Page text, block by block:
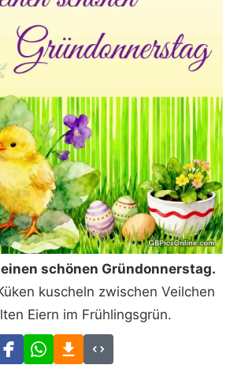
schönen Gründonnerstag.
kuscheln zwischen Veilchen
Eiern im Frühlingsgrün.